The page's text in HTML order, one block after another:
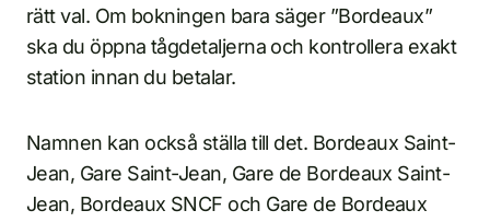
rätt val. Om bokningen bara säger ”Bordeaux”
ska du öppna tågdetaljerna och kontrollera exakt
station innan du betalar.
Namnen kan också ställa till det. Bordeaux Saint-
Jean, Gare Saint-Jean, Gare de Bordeaux Saint-
Jean, Bordeaux SNCF och Gare de Bordeaux